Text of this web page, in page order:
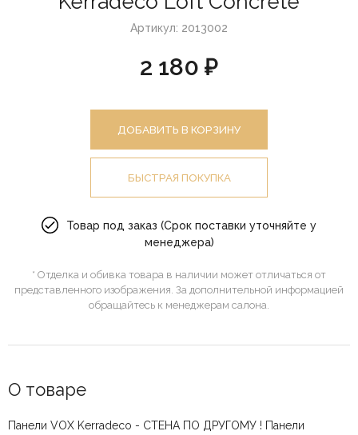
Артикул: 2013002
2 180 ₽
ДОБАВИТЬ В КОРЗИНУ
БЫСТРАЯ ПОКУПКА
Товар под заказ (Срок поставки уточняйте у
менеджера)
* Отделка и обивка товара в наличии может отличаться от
представленного изображения. За дополнительной информацией
обращайтесь к менеджерам салона.
О товаре
Панели VOX Kerradeco - СТЕНА ПО ДРУГОМУ ! Панели